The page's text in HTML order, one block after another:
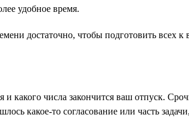
удобное время.
достаточно, чтобы подготовить всех
какого числа закончится ваш отпуск.
какое-то согласование или часть